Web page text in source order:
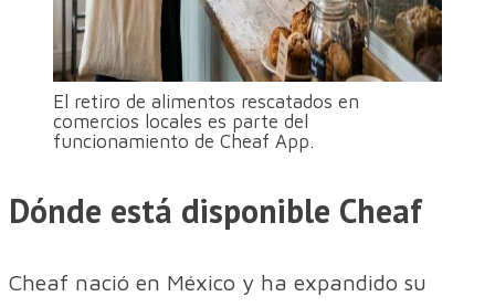
El retiro de alimentos rescatados en
comercios locales es parte del
funcionamiento de Cheaf App.
Dónde está disponible Cheaf
Cheaf nació en México y ha expandido su